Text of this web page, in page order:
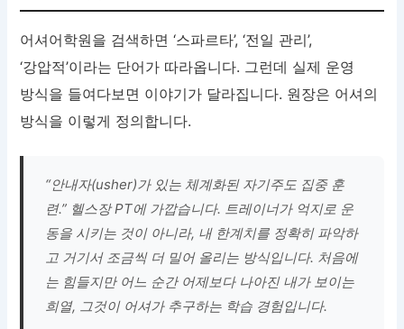
어셔어학원을 검색하면 ‘스파르타’, ‘전일 관리’,
‘강압적’이라는 단어가 따라옵니다. 그런데 실제 운영
방식을 들여다보면 이야기가 달라집니다. 원장은 어셔의
방식을 이렇게 정의합니다.
“안내자(usher)가 있는 체계화된 자기주도 집중 훈
련.” 헬스장 PT에 가깝습니다. 트레이너가 억지로 운
동을 시키는 것이 아니라, 내 한계치를 정확히 파악하
고 거기서 조금씩 더 밀어 올리는 방식입니다. 처음에
는 힘들지만 어느 순간 어제보다 나아진 내가 보이는
희열, 그것이 어셔가 추구하는 학습 경험입니다.